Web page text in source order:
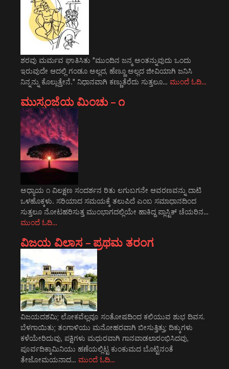
ಶರವು ಮರ್ಮವ ಘಾತಿಸಿತು "ಮುಂದಿನ ಜನ್ಮ ಅಂತನ್ನುವುದು ಒಂದು
ಇರುವುದೇ ಆದಲ್ಲಿ ಗಂಡೂ ಅಲ್ಲದ, ಹೆಣ್ಣೂ ಅಲ್ಲದ ಜೀವಿಯಾಗಿ ಜನಿಸಿ
ನಿನ್ನನ್ನು ಕೊಲ್ಲುತ್ತೇನೆ." ನಿಧಾನವಾಗಿ ಕಣ್ಣುತೆರೆದು ಸುತ್ತಲೂ… ಮುಂದೆ ಓದಿ…
ಮುಸ್ಸಂಜೆಯ ಮಿಂಚು – ೧
ಅಧ್ಯಾಯ ೧ ವಿಲಕ್ಷಣ ಸಂದರ್ಶನ ರಿತು ಲಗುಬಗನೇ ಆವರಣವನ್ನು ದಾಟಿ
ಒಳಹೊಕ್ಕಳು. ಸರಿಯಾದ ಸಮಯಕ್ಕೆ ತಲುಪಿದೆ ಎಂಬ ಸಮಾಧಾನದಿಂದ
ಸುತ್ತಲೂ ನೋಟಹರಿಸುತ್ತ ಮುಂಭಾಗದಲ್ಲಿಯೇ ಹಾಕಿದ್ದ ಪ್ಲಾಸ್ಟಿಕ್ ಚೆಯರಿನ…
ಮುಂದೆ ಓದಿ…
ವಿಜಯ ವಿಲಾಸ – ಪ್ರಥಮ ತರಂಗ
ವಿಜಯದಶಮಿ; ಲೋಕವೆಲ್ಲವೂ ಸಂತೋಷದಿಂದ ಕಲಿಯುವ ಶುಭ ದಿವಸ.
ಬೆಳಗಾಯಿತು; ತಂಗಾಳಿಯು ಮನೋಹರವಾಗಿ ಬೀಸುತ್ತಿತ್ತು; ದಿಕ್ಕುಗಳು
ಕಳೆಯೇರಿದುವು, ಪಕ್ಷಿಗಳು ಮಧುರವಾಗಿ ಗಾನವಾಡಲಾರಂಭಿಸಿದವು,
ಪೂರ್ವದಿಕ್ಕಾಮಿನಿಯು ಹಣೆಯಲ್ಲಿಟ್ಟ ಕುಂಕುಮದ ಬೊಟ್ಟಿನಂತೆ
ತೇಜೋಮಯನಾದ… ಮುಂದೆ ಓದಿ…